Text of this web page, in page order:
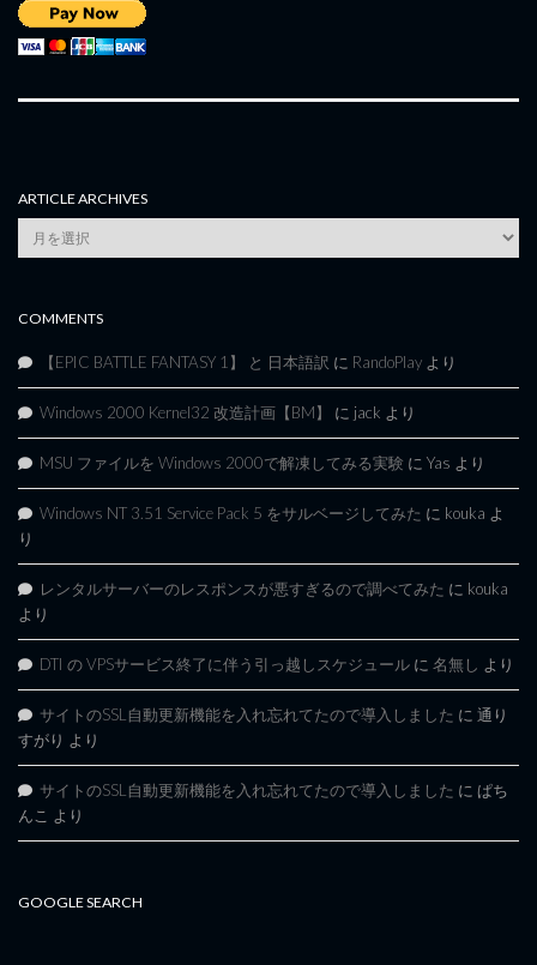
ARTICLE ARCHIVES
Article
Archives
COMMENTS
【EPIC BATTLE FANTASY 1】 と 日本語訳 に RandoPlay より
Windows 2000 Kernel32 改造計画【BM】 に jack より
MSU ファイルを Windows 2000で解凍してみる実験 に Yas より
Windows NT 3.51 Service Pack 5 をサルベージしてみた に kouka よ
り
レンタルサーバーのレスポンスが悪すぎるので調べてみた に kouka
より
DTI の VPSサービス終了に伴う引っ越しスケジュール に 名無し より
サイトのSSL自動更新機能を入れ忘れてたので導入しました に 通り
すがり より
サイトのSSL自動更新機能を入れ忘れてたので導入しました に ぱち
んこ より
GOOGLE SEARCH